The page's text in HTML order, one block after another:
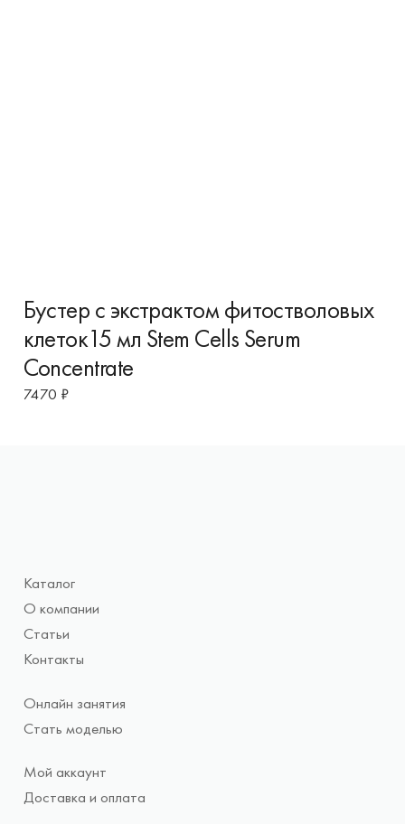
Бустер с экстрактом фитостволовых
клеток15 мл Stem Cells Serum
Concentrate
7470 ₽
Каталог
О компании
Статьи
Контакты
Онлайн занятия
Стать моделью
Мой аккаунт
Доставка и оплата